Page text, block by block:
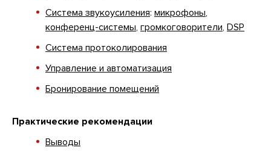
Система звукоусиления: микрофоны,
конференц-системы, громкоговорители, DSP
Система протоколирования
Управление и автоматизация
Бронирование помещений
Практические рекомендации
Выводы